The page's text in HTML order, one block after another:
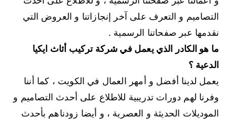
التصاميم و التعرف على آخر إنجازاتنا و العروض التي
نقدمها عبر صفحاتنا الرسمية .
ما هو الكادر الذي يعمل في شركة تركيب أثاث ايكيا
الدعية ؟
يعمل لدينا أفضل و أمهر العمال في الكويت ، كما أننا
وفرنا لهم دورات تدريبية للاطلاع على أحدث التصاميم و
الموديلات الحديثة و العصرية ، و أيضا زودناهم بأحدث